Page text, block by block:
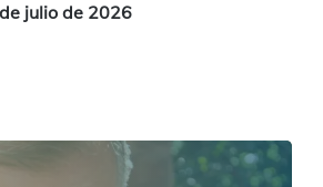
julio de 2026